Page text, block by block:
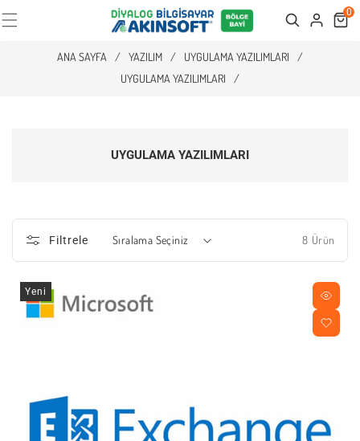
Search Cart
0
ANA SAYFA / YAZILIM / UYGULAMA YAZILIMLARI
/
UYGULAMA YAZILIMLARI
/
UYGULAMA YAZILIMLARI
Filtrele 8 Ürün
Yeni